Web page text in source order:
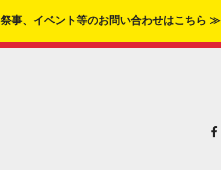
祭事、イベント等のお問い合わせはこちら ≫